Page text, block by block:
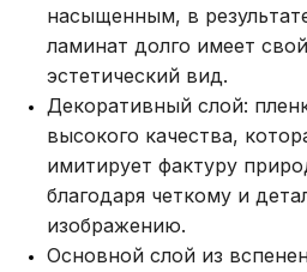
насыщенным, в
ламинат долго имеет
эстетический вид.
Декоративный слой:
высокого качества,
имитирует фактуру
благодаря четкому и
изображению.
Основной слой из